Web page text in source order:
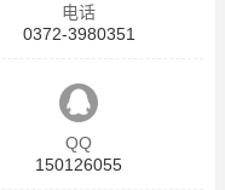
电话
0372-3980351
QQ
150126055